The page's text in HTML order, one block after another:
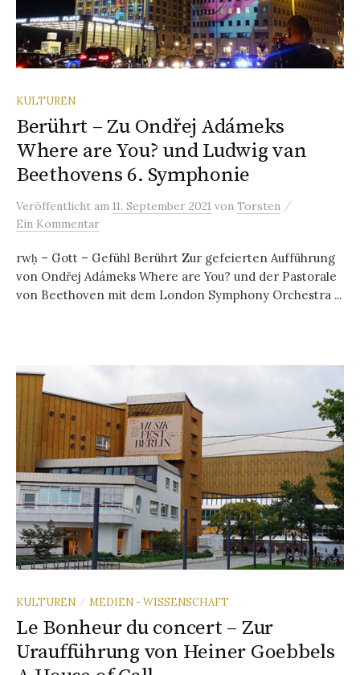
KULTUREN
Berührt – Zu Ondřej Adámeks
Where are You? und Ludwig van
Beethovens 6. Symphonie
Veröffentlicht am 11. September 2021 von Torsten /
Ein Kommentar
rwḥ – Gott – Gefühl Berührt Zur gefeierten Aufführung
von Ondřej Adámeks Where are You? und der Pastorale
von Beethoven mit dem London Symphony Orchestra ...
KULTUREN / MEDIEN - WISSENSCHAFT
Le Bonheur du concert – Zur
Uraufführung von Heiner Goebbels